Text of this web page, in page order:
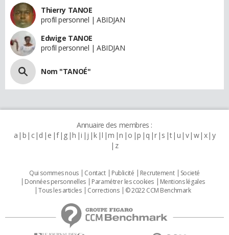
Thierry TANOE
profil personnel | ABIDJAN
Edwige TANOE
profil personnel | ABIDJAN
Nom "TANOÉ"
Annuaire des membres :
a b c d e f g h i j k l m n o p q r s t u v w x y
z
Qui sommes nous Contact Publicité Recrutement
Societé
Données personnelles
Paramétrer les cookies
Mentions légales
Tous les articles
Corrections © 2022 CCM Benchmark